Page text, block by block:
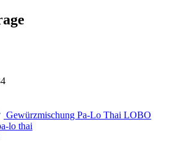
Gewürzmischung Pa-Lo Thai LOBO
lo thai